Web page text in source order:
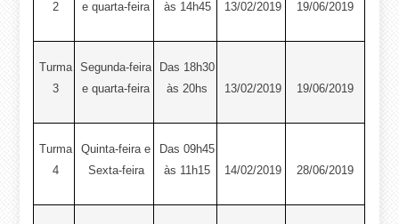
2
e quarta-feira
às 14h45
13/02/2019 19/06/2019
Turma
3
Segunda-feira
e quarta-feira
Das 18h30
às 20hs
13/02/2019 19/06/2019
Turma
4
Quinta-feira e
Sexta-feira
Das 09h45
às 11h15
14/02/2019 28/06/2019